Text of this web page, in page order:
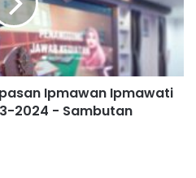
Ipmawan Ipmawati
2024 - Sambutan